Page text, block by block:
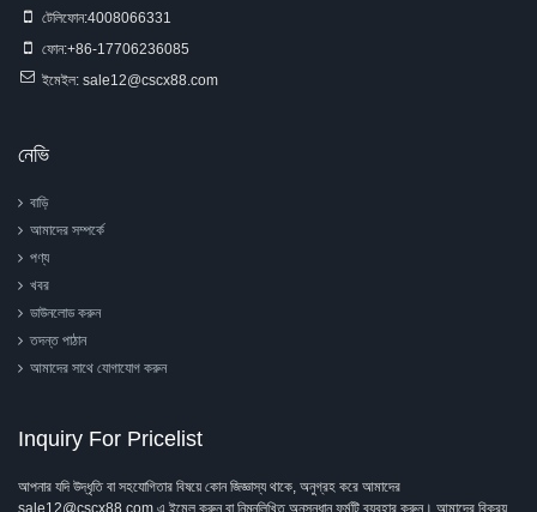
টেলিফোন:4008066331
ফোন:+86-17706236085
ইমেইল: sale12@cscx88.com
নেভি
বাড়ি
আমাদের সম্পর্কে
পণ্য
খবর
ডাউনলোড করুন
তদন্ত পাঠান
আমাদের সাথে যোগাযোগ করুন
Inquiry For Pricelist
আপনার যদি উদ্ধৃতি বা সহযোগিতার বিষয়ে কোন জিজ্ঞাস্য থাকে, অনুগ্রহ করে আমাদের
sale12@cscx88.com এ ইমেল করুন বা নিম্নলিখিত অনুসন্ধান ফর্মটি ব্যবহার করুন। আমাদের বিক্রয়